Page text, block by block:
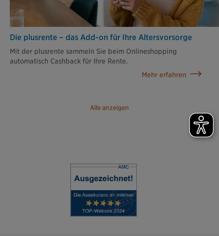
Alle anzeigen
Die plusrente – das Add-on für Ihre Altersvorsorge
Mit der plusrente sammeln Sie beim Onlineshopping
automatisch Cashback für Ihre Rente.
Mehr erfahren